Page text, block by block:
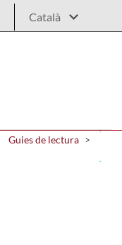
Guies de lectura